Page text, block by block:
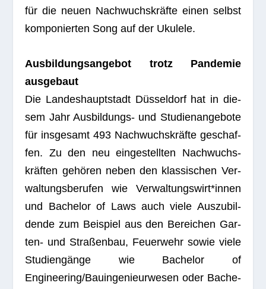
für die neuen Nach­wuchs­kräfte einen selbst
kom­po­nier­ten Song auf der Ukulele.
Aus­bil­dungs­an­ge­bot trotz Pan­de­mie
ausgebaut
Die Lan­des­haupt­stadt Düs­sel­dorf hat in die­
sem Jahr Aus­bil­dungs- und Stu­di­en­an­ge­bote
für ins­ge­samt 493 Nach­wuchs­kräfte geschaf­
fen. Zu den neu ein­ge­stell­ten Nach­wuchs­
kräf­ten gehö­ren neben den klas­si­schen Ver­
wal­tungs­be­ru­fen wie Verwaltungswirt*innen
und Bache­lor of Laws auch viele Aus­zu­bil­
dende zum Bei­spiel aus den Berei­chen Gar­
ten- und Stra­ßen­bau, Feu­er­wehr sowie viele
Stu­di­en­gänge wie Bache­lor of
Engineering/Bauingenieurwesen oder Bache­